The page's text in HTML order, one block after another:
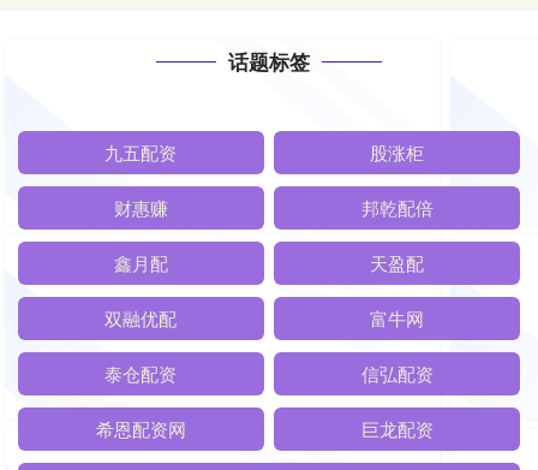
话题标签
九五配资 股涨柜
财惠赚 邦乾配倍
鑫月配 天盈配
双融优配 富牛网
泰仓配资 信弘配资
希恩配资网 巨龙配资